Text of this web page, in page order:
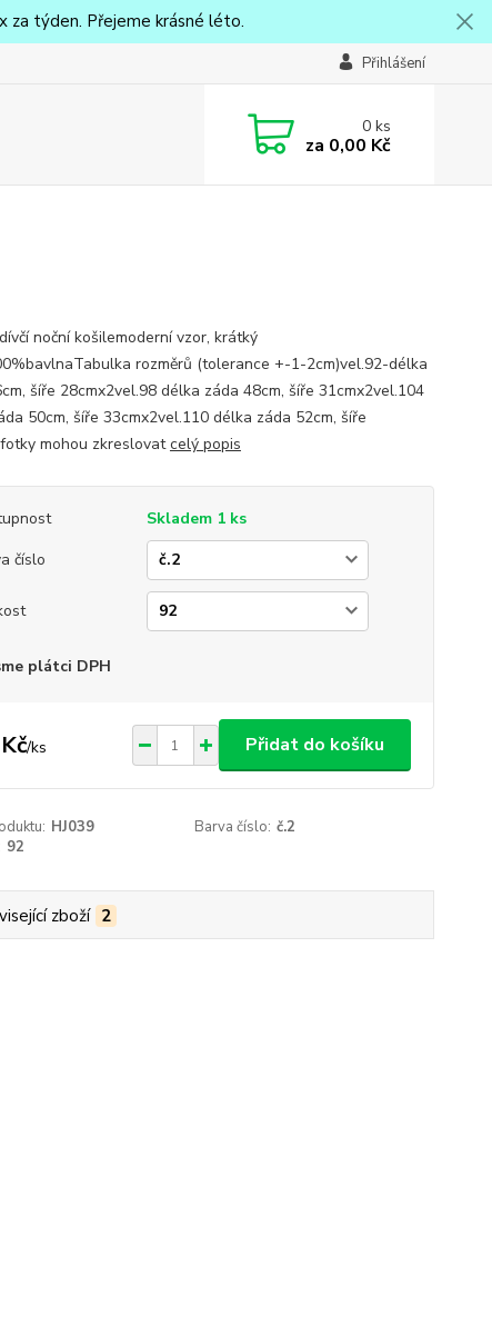
za týden. Přejeme krásné léto.
Přihlášení
0ks
za 0,00 Kč
noční košilemoderní vzor, krátký
rozměrů (tolerance +-1-2cm)vel.92-délka
šíře 28cmx2vel.98 délka záda 48cm, šíře 31cmx2vel.104
50cm, šíře 33cmx2vel.110 délka záda 52cm, šíře
mohou zkreslovatcelý popis
Skladem 1 ks
číslo
plátci DPH
/ks Přidat do košíku
HJ039 Barva číslo: č.2
92
zboží 2